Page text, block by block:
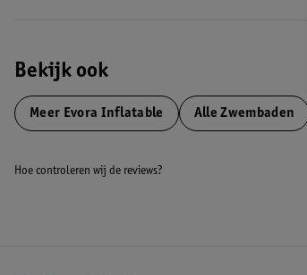
Bekijk ook
Meer Evora Inflatable Alle Zwembaden
Hoe controleren wij de reviews?